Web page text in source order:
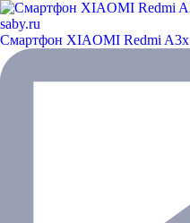
Смартфон XIAOMI Redmi A3x